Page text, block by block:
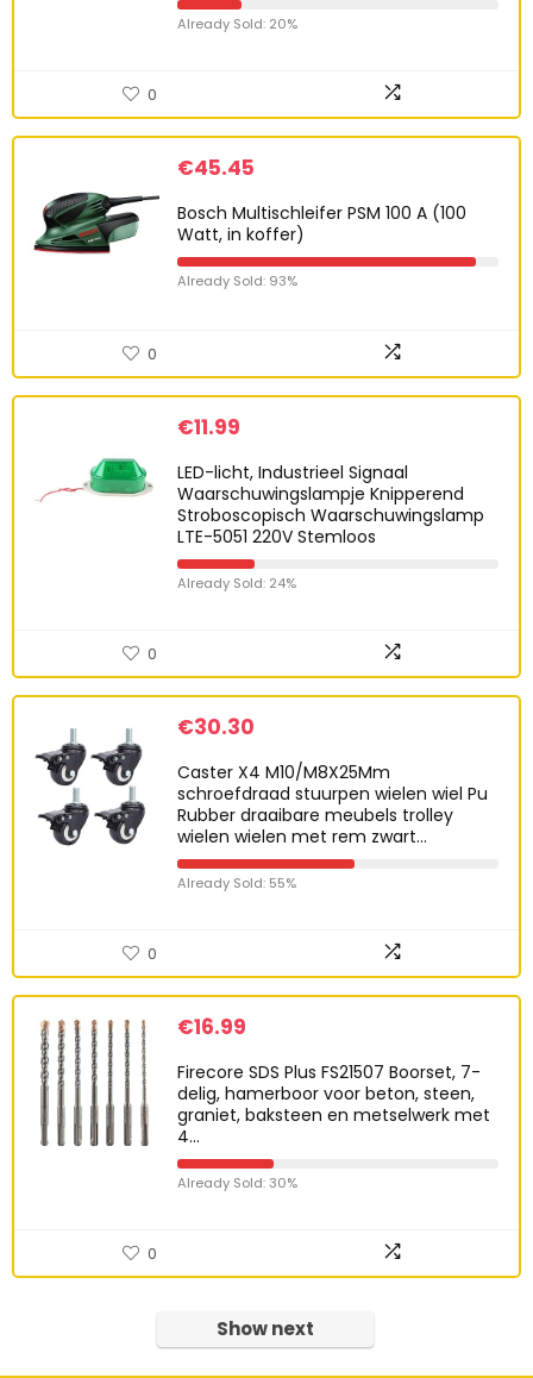
Already Sold: 20%
0
€45.45
Bosch Multischleifer PSM 100 A (100
Watt, in koffer)
Already Sold: 93%
0
€11.99
LED-licht, Industrieel Signaal
Waarschuwingslampje Knipperend
Stroboscopisch Waarschuwingslamp
LTE-5051 220V Stemloos
Already Sold: 24%
0
€30.30
Caster X4 M10/M8X25Mm
schroefdraad stuurpen wielen wiel Pu
Rubber draaibare meubels trolley
wielen wielen met rem zwart…
Already Sold: 55%
0
€16.99
Firecore SDS Plus FS21507 Boorset, 7-
delig, hamerboor voor beton, steen,
graniet, baksteen en metselwerk met
4…
Already Sold: 30%
0
Show next